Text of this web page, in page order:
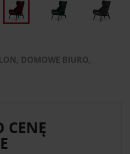
DOMOWE BIURO,
CENĘ